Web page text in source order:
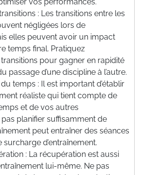
: Les transitions entre les
négligées lors de
elles peuvent avoir un impact
temps final. Pratiquez
pour gagner en rapidité
passage d’une discipline à l’autre.
temps : Il est important d’établir
réaliste qui tient compte de
et de vos autres
planifier suffisamment de
peut entraîner des séances
d’entraînement.
: La récupération est aussi
lui-même. Ne pas